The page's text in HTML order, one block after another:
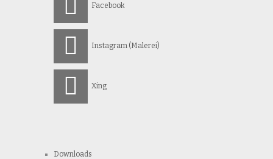
Facebook
Instagram (Malerei)
Xing
Downloads